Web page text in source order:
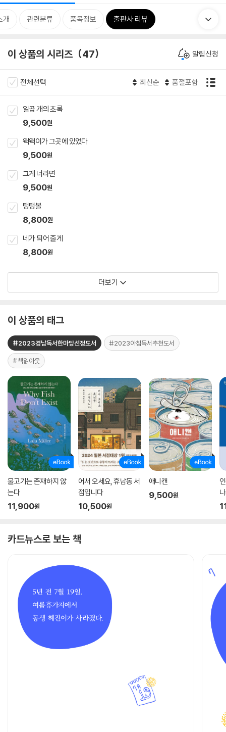
개 관련분류 품목정보 출판사 리뷰
이 상품의 시리즈 47 알림신청
전체선택 최신순 품절포함
일곱 개의 초록
9,500원
왝왝이가 그곳에 있었다
9,500원
그게 너라면
9,500원
탱탱볼
8,800원
네가 되어 줄게
8,800원
더보기
이 상품의 태그
#2023경남독서한마당선정도서 #2023아침독서추천도서
#책읽아웃
물고기는 존재하지 않
는다
11,900원
어서 오세요, 휴남동 서
점입니다
10,500원
애니캔
9,500원
카드뉴스로 보는 책